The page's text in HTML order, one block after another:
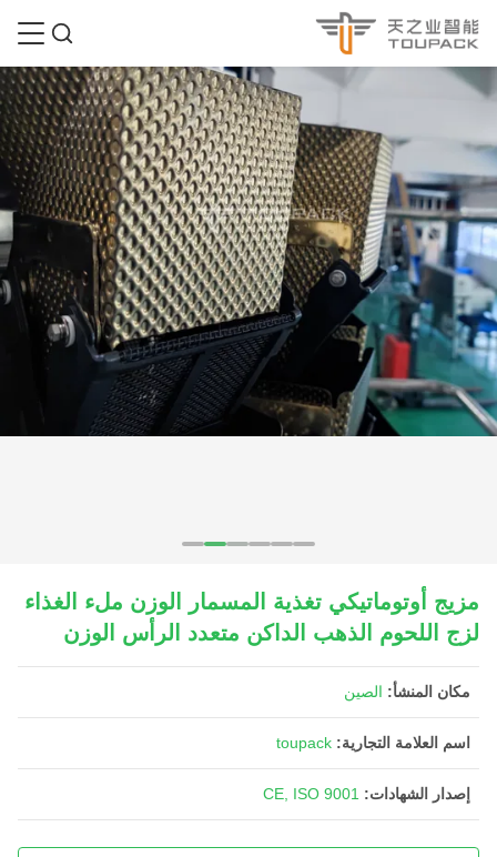
مزيج أوتوماتيكي تغذية المسمار الوزن ملء الغذاء
لزج اللحوم الذهب الداكن متعدد الرأس الوزن
مكان المنشأ: الصين
اسم العلامة التجارية: toupack
إصدار الشهادات: CE, ISO 9001